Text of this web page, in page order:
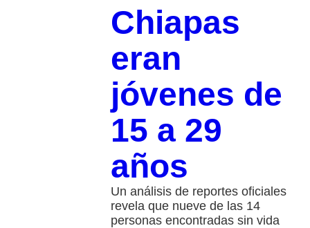
Chiapas
eran
jóvenes de
15 a 29
años
Un análisis de reportes oficiales
revela que nueve de las 14
personas encontradas sin vida